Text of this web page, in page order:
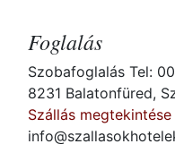
Foglalás
Szobafoglalás Tel:
8231 Balatonfüred,
Szállás